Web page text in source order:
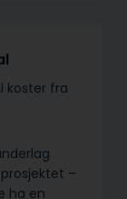
koster fra
–
ha en